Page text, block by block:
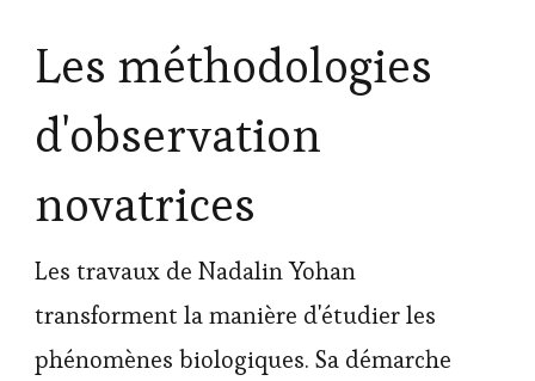
Les méthodologies
d'observation
novatrices
Les travaux de Nadalin Yohan
transforment la manière d'étudier les
phénomènes biologiques. Sa démarche